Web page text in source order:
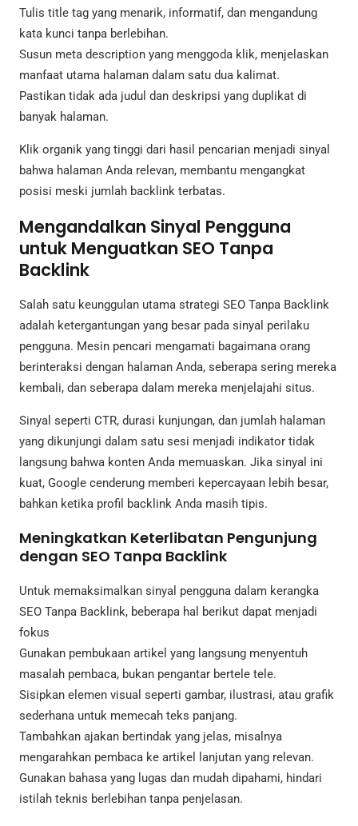
Tulis title tag yang menarik, informatif, dan mengandung
kata kunci tanpa berlebihan.
Susun meta description yang menggoda klik, menjelaskan
manfaat utama halaman dalam satu dua kalimat.
Pastikan tidak ada judul dan deskripsi yang duplikat di
banyak halaman.
Klik organik yang tinggi dari hasil pencarian menjadi sinyal
bahwa halaman Anda relevan, membantu mengangkat
posisi meski jumlah backlink terbatas.
Mengandalkan Sinyal Pengguna
untuk Menguatkan SEO Tanpa
Backlink
Salah satu keunggulan utama strategi SEO Tanpa Backlink
adalah ketergantungan yang besar pada sinyal perilaku
pengguna. Mesin pencari mengamati bagaimana orang
berinteraksi dengan halaman Anda, seberapa sering mereka
kembali, dan seberapa dalam mereka menjelajahi situs.
Sinyal seperti CTR, durasi kunjungan, dan jumlah halaman
yang dikunjungi dalam satu sesi menjadi indikator tidak
langsung bahwa konten Anda memuaskan. Jika sinyal ini
kuat, Google cenderung memberi kepercayaan lebih besar,
bahkan ketika profil backlink Anda masih tipis.
Meningkatkan Keterlibatan Pengunjung
dengan SEO Tanpa Backlink
Untuk memaksimalkan sinyal pengguna dalam kerangka
SEO Tanpa Backlink, beberapa hal berikut dapat menjadi
fokus
Gunakan pembukaan artikel yang langsung menyentuh
masalah pembaca, bukan pengantar bertele tele.
Sisipkan elemen visual seperti gambar, ilustrasi, atau grafik
sederhana untuk memecah teks panjang.
Tambahkan ajakan bertindak yang jelas, misalnya
mengarahkan pembaca ke artikel lanjutan yang relevan.
Gunakan bahasa yang lugas dan mudah dipahami, hindari
istilah teknis berlebihan tanpa penjelasan.